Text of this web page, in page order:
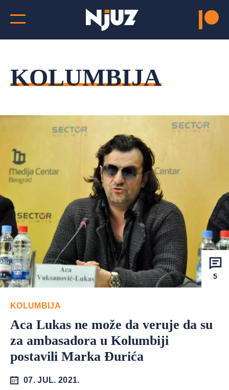
KOLUMBIJA
5
KOLUMBIJA
Aca Lukas ne može da veruje da su
za ambasadora u Kolumbiji
postavili Marka Đurića
07. JUL. 2021.